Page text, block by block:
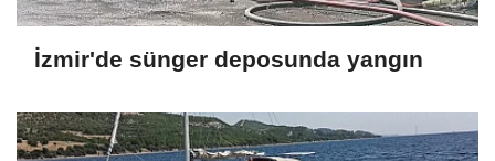
İzmir'de sünger deposunda yangın